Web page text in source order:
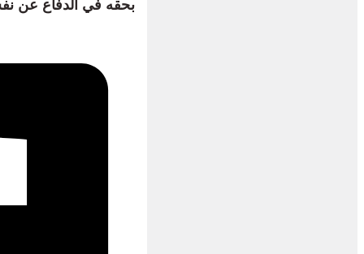
بحقه في الدفاع عن